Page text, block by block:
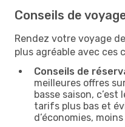
Conseils de
Rendez votre voyage
plus agréable avec ces
Conseils de
meilleures offres
basse saison,
tarifs plus bas et
d’économies,